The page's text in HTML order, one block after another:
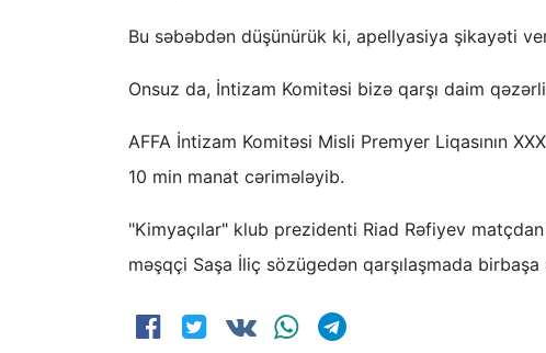
Bu səbəbdən düşünürük ki, apellyasiya şikayəti
Onsuz da, İntizam Komitəsi bizə qarşı daim
AFFA İntizam Komitəsi Misli Premyer Liqasının
10 min manat cərimələyib.
"Kimyaçılar" klub prezidenti Riad Rəfiyev
məşqçi Saşa İliç sözügedən qarşılaşmada birbaşa